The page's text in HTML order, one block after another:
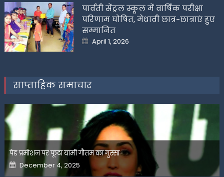
पार्वती सेंट्रल स्कूल में वार्षिक परीक्षा
परिणाम घोषित, मेधावी छात्र-छात्राएं हुए
सम्मानित
Posted
on
April 1, 2026
साप्ताहिक समाचार
पेड प्रमोशन पर फूटा यामी गौतम का गुस्सा
Posted
on
December 4, 2025